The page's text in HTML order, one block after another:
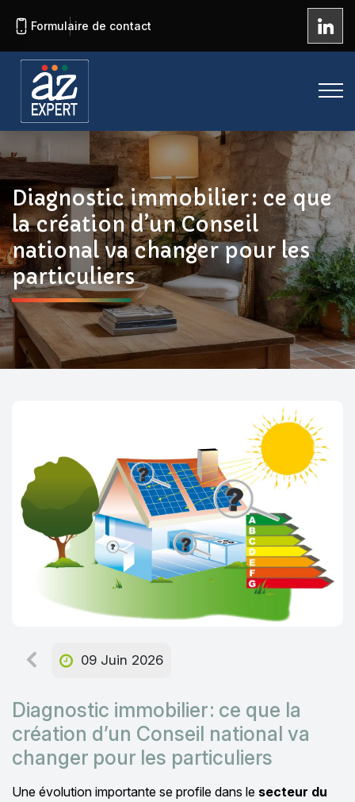
Formulaire de contact
Diagnostic immobilier : ce que
la création d’un Conseil
national va changer pour les
particuliers
09 Juin 2026
Diagnostic immobilier : ce que la
création d’un Conseil national va
changer pour les particuliers
Une évolution importante se profile dans le secteur du